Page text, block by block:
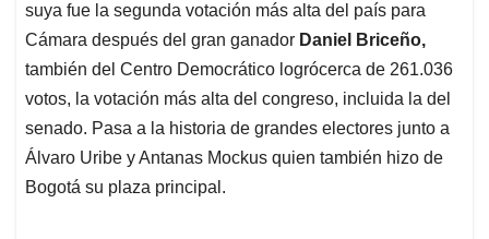
suya fue la segunda votación más alta del país para
Cámara después del gran ganador Daniel Briceño,
también del Centro Democrático logrócerca de 261.036
votos, la votación más alta del congreso, incluida la del
senado. Pasa a la historia de grandes electores junto a
Álvaro Uribe y Antanas Mockus quien también hizo de
Bogotá su plaza principal.